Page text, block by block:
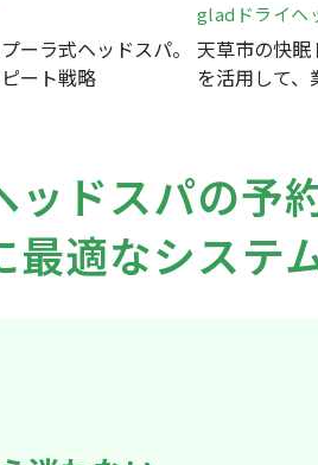
ーラ式ヘッドスパ。
ート戦略
gladドライヘ
天草市の快眠
を活用して
ッドスパの予
最適なシステ